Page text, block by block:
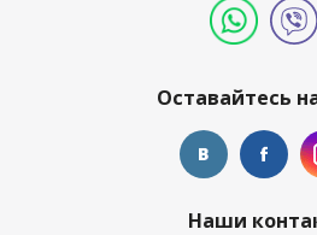
Оставайтесь
Наши